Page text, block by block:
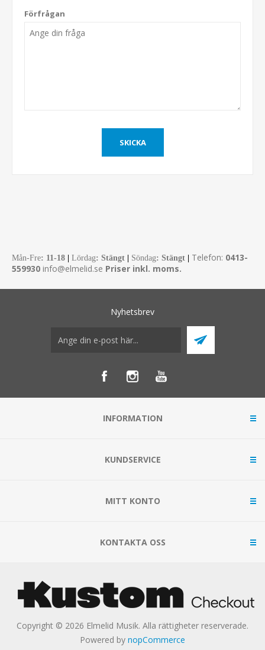
Förfrågan
Mån-Fre: 11-18 | Lördag: Stängt | Söndag: Stängt | Telefon: 0413-
559930 info@elmelid.se Priser inkl. moms.
Nyhetsbrev
INFORMATION
KUNDSERVICE
MITT KONTO
KONTAKTA OSS
Copyright © 2026 Elmelid Musik. Alla rättigheter reserverade.
Powered by nopCommerce